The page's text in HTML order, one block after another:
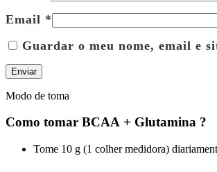
Email *
Guardar o meu nome, email e
Modo de toma
Como tomar BCAA + Glutamina ?
Tome 10 g (1 colher medidora)